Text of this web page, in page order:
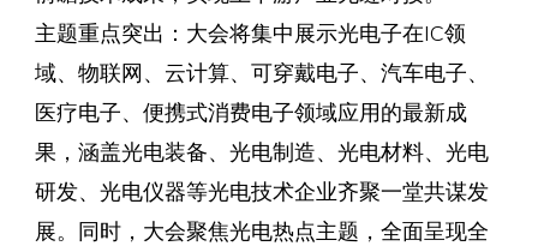
主题重点突出：大会将集中展示光电子在IC领
域、物联网、云计算、可穿戴电子、汽车电子、
医疗电子、便携式消费电子领域应用的最新成
果，涵盖光电装备、光电制造、光电材料、光电
研发、光电仪器等光电技术企业齐聚一堂共谋发
展。同时，大会聚焦光电热点主题，全面呈现全